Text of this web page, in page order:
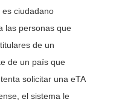
es ciudadano
las personas que
de un
de un país que
solicitar una eTA
el sistema le